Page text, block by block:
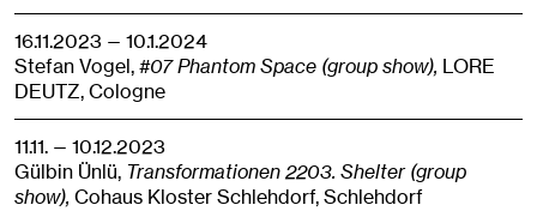
16.11.2023 — 10.1.2024
Stefan Vogel,#07 Phantom Space (group show), LORE
DEUTZ,Cologne
11.11. — 10.12.2023
Gülbin Ünlü, Transformationen 2203. Shelter (group
show), Cohaus Kloster Schlehdorf,Schlehdorf